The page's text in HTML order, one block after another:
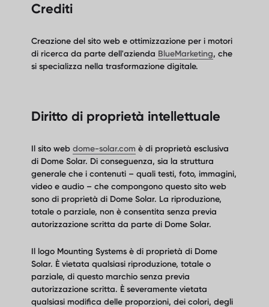
Crediti
Creazione del sito web e ottimizzazione per i motori
di ricerca da parte dell'azienda BlueMarketing, che
si specializza nella trasformazione digitale.
Diritto di proprietà intellettuale
Il sito web dome-solar.com è di proprietà esclusiva
di Dome Solar. Di conseguenza, sia la struttura
generale che i contenuti – quali testi, foto, immagini,
video e audio – che compongono questo sito web
sono di proprietà di Dome Solar. La riproduzione,
totale o parziale, non è consentita senza previa
autorizzazione scritta da parte di Dome Solar.
Il logo Mounting Systems è di proprietà di Dome
Solar. È vietata qualsiasi riproduzione, totale o
parziale, di questo marchio senza previa
autorizzazione scritta. È severamente vietata
qualsiasi modifica delle proporzioni, dei colori, degli